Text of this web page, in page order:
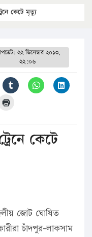
কেটে মৃত্যু
২২ ডিসেম্বার ২০১৩,
২২:০৬
কেটে
দলীয় জোট ঘোষিত
চাঁদপুর-লাকসাম